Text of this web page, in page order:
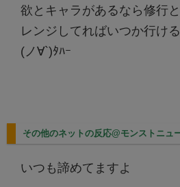
欲とキャラがあるなら修行
レンジしてればいつか行け
(ノ∀`)ﾀﾊｰ
その他のネットの反応@モンストニュ
いつも諦めてますよ